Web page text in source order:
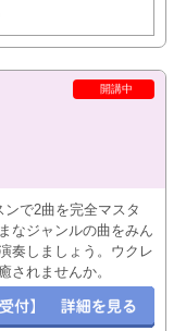
開講中
ンで2曲を完全マスタ
なジャンルの曲をみん
奏しましょう。ウクレ
されませんか。